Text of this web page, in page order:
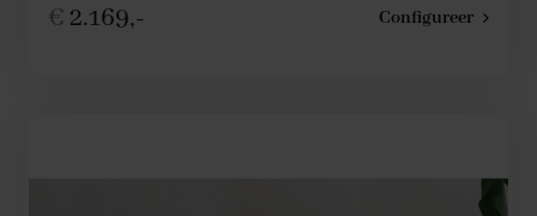
€ 2.169,- Configureer